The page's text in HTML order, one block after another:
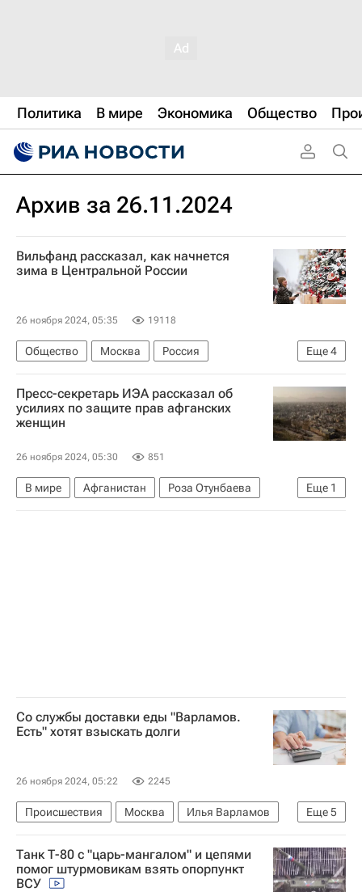
Политика В мире Экономика Общество
Архив за 26.11.2024
Вильфанд рассказал, как начнется
зима в Центральной России
26 ноября 2024, 05:35 19118
Еще4
Общество Москва
Россия
Роман Вильфанд
Гидрометцентр
Зима
Погода
Пресс-секретарь ИЭА рассказал об
усилиях по защите прав афганских
женщин
26 ноября 2024, 05:30 851
Еще 1
В мире Афганистан
Роза Отунбаева
ООН
Со службы доставки еды "Варламов.
Есть" хотят взыскать долги
26 ноября 2024, 05:22 2245
Еще5
Происшествия Москва
Илья Варламов
Демьян Кудрявцев
ЛитРес
Delivery Club
Долги
Россия
Танк Т-80 с "царь-мангалом" и цепями
помог штурмовикам взять опорпункт
ВСУ